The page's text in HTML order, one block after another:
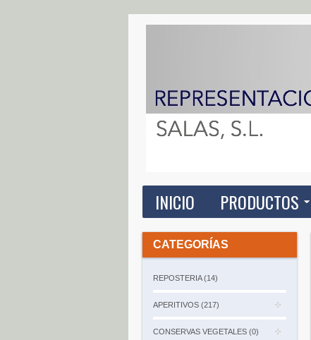
INICIO PRODUCTOS
CATEGORÍAS
REPOSTERIA (14)
APERITIVOS (217)
CONSERVAS VEGETALES (0)